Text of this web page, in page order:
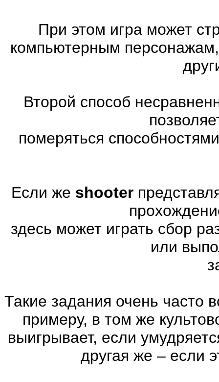
При этом игра может
компьютерным
Второй способ
померяться
Если же shooter
здесь может играть сбор
или
Такие задания очень часто
примеру, в том же
выигрывает, если
другая же – если